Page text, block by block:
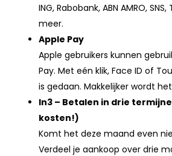
ING, Rabobank, ABN AMRO,
meer.
Apple Pay
Apple gebruikers kunnen
Pay. Met eén klik, Face ID of
is gedaan. Makkelijker wordt
In3 – Betalen in drie
kosten!)
Komt het deze maand even
Verdeel je aankoop over drie